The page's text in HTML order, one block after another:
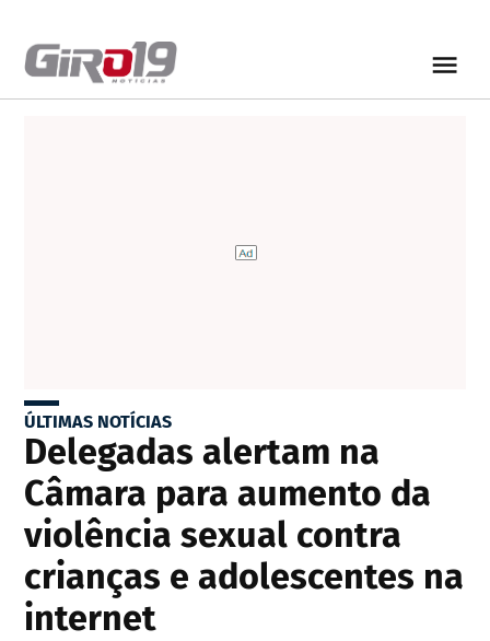
ÚLTIMAS NOTÍCIAS
Delegadas alertam na
Câmara para aumento da
violência sexual contra
crianças e adolescentes na
internet